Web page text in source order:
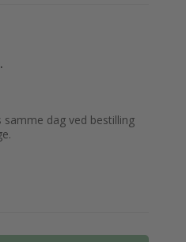
samme dag ved bestilling